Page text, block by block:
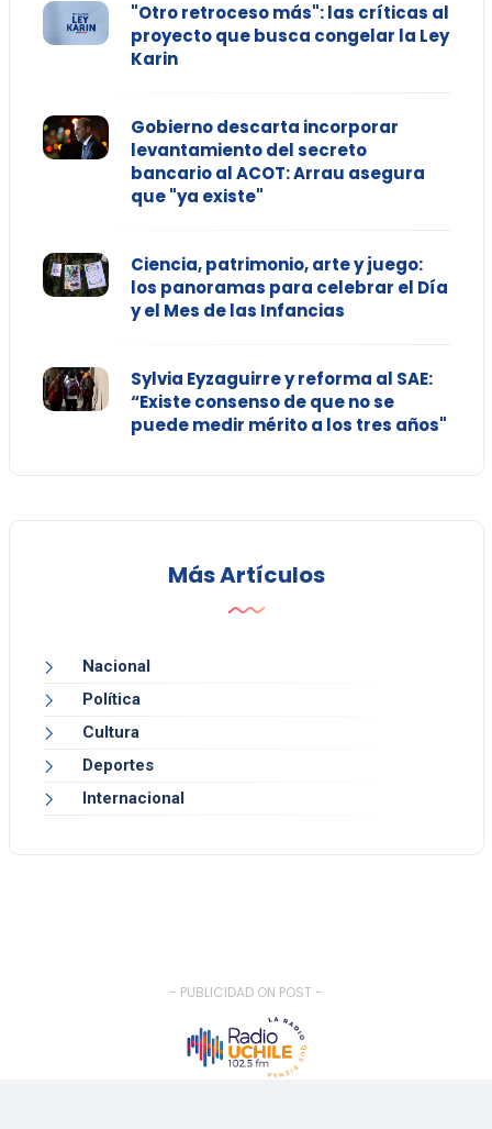
"Otro retroceso más": las críticas al
proyecto que busca congelar la Ley
Karin
Gobierno descarta incorporar
levantamiento del secreto
bancario al ACOT: Arrau asegura
que "ya existe"
Ciencia, patrimonio, arte y juego:
los panoramas para celebrar el Día
y el Mes de las Infancias
Sylvia Eyzaguirre y reforma al SAE:
“Existe consenso de que no se
puede medir mérito a los tres años"
Más Artículos
Nacional
Política
Cultura
Deportes
Internacional
- PUBLICIDAD ON POST -